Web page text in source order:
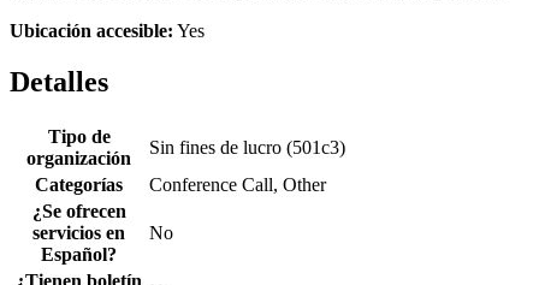
Ubicación accesible: Yes
Detalles
Tipo de
organización
Sin fines de lucro (501c3)
Categorías
Conference Call, Other
¿Se ofrecen
servicios en
Español?
No